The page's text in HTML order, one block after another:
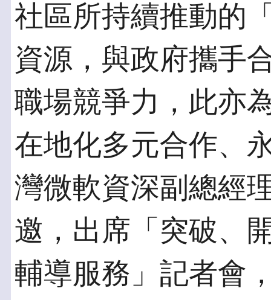
社區所持續推動的
資源，與政府攜手
職場競爭力，此亦
在地化多元合作、
灣微軟資深副總經
邀，出席「突破、
輔導服務」記者會